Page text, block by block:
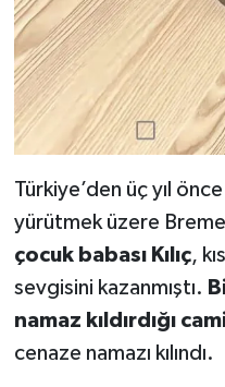
Türkiye’den üç yıl
yürütmek üzere
çocuk babası Kılıç,
sevgisini kazanmıştı.
namaz kıldırdığı
cenaze namazı kılındı.